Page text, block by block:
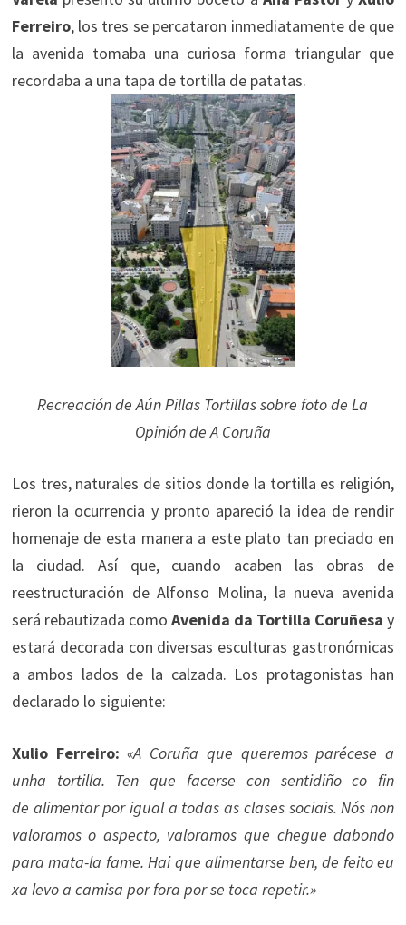
Ferreiro, los tres se percataron inmediatamente de que
la avenida tomaba una curiosa forma triangular que
recordaba a una tapa de tortilla de patatas.
Recreación de Aún Pillas Tortillas sobre foto de La
Opinión de A Coruña
Los tres, naturales de sitios donde la tortilla es religión,
rieron la ocurrencia y pronto apareció la idea de rendir
homenaje de esta manera a este plato tan preciado en
la ciudad. Así que, cuando acaben las obras de
reestructuración de Alfonso Molina, la nueva avenida
será rebautizada como Avenida da Tortilla Coruñesay
estará decorada con diversas esculturas gastronómicas
a ambos lados de la calzada. Los protagonistas han
declarado lo siguiente:
Xulio Ferreiro: «A Coruña que queremos parécese a
unha tortilla. Ten que facerse con sentidiño co fin
de alimentar por igual a todas as clases sociais. Nós non
valoramos o aspecto, valoramos que chegue dabondo
para mata-la fame. Hai que alimentarse ben, de feito eu
xa levo a camisa por fora por se toca repetir.»